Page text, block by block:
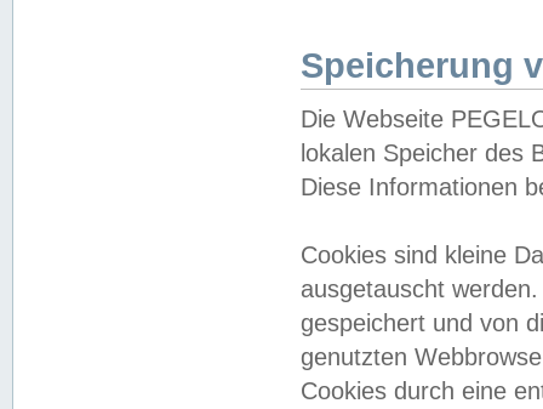
Speicherung
Die Webseite
lokalen Speicher des
Diese Informationen
Cookies sind kleine
ausgetauscht
gespeichert und von
genutzten
Cookies durch eine